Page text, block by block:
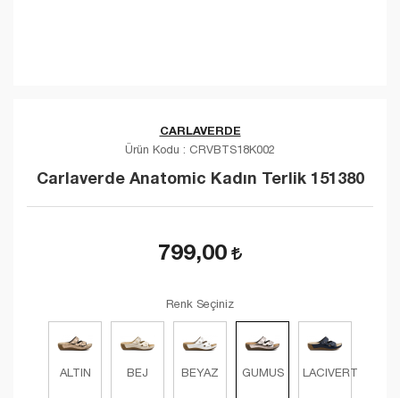
CARLAVERDE
Ürün Kodu : CRVBTS18K002
Carlaverde Anatomic Kadın Terlik 151380
799,00
Renk Seçiniz
ALTIN BEJ BEYAZ GUMUS LACIVERT